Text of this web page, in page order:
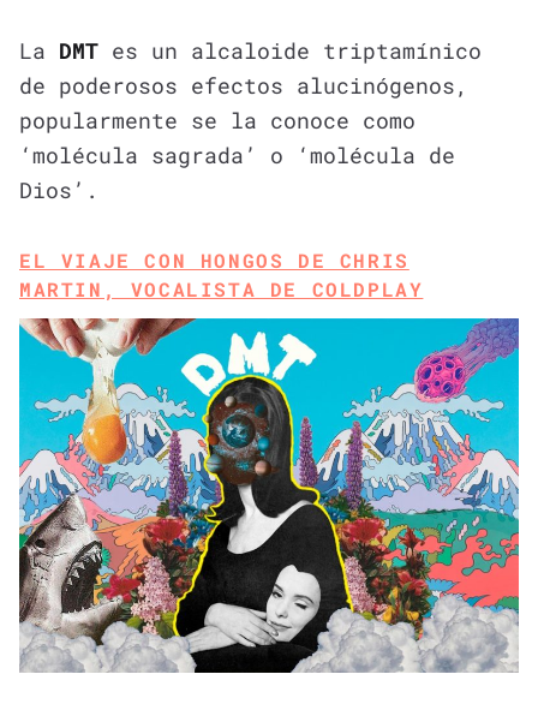
La DMT es un alcaloide triptamínico
de poderosos efectos alucinógenos,
popularmente se la conoce como
‘molécula sagrada’ o ‘molécula de
Dios’.
EL VIAJE CON HONGOS DE CHRIS
MARTIN, VOCALISTA DE COLDPLAY